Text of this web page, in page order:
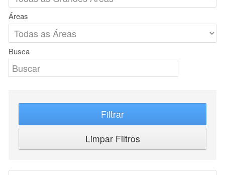
Áreas
Busca
Filtrar
Limpar Filtros